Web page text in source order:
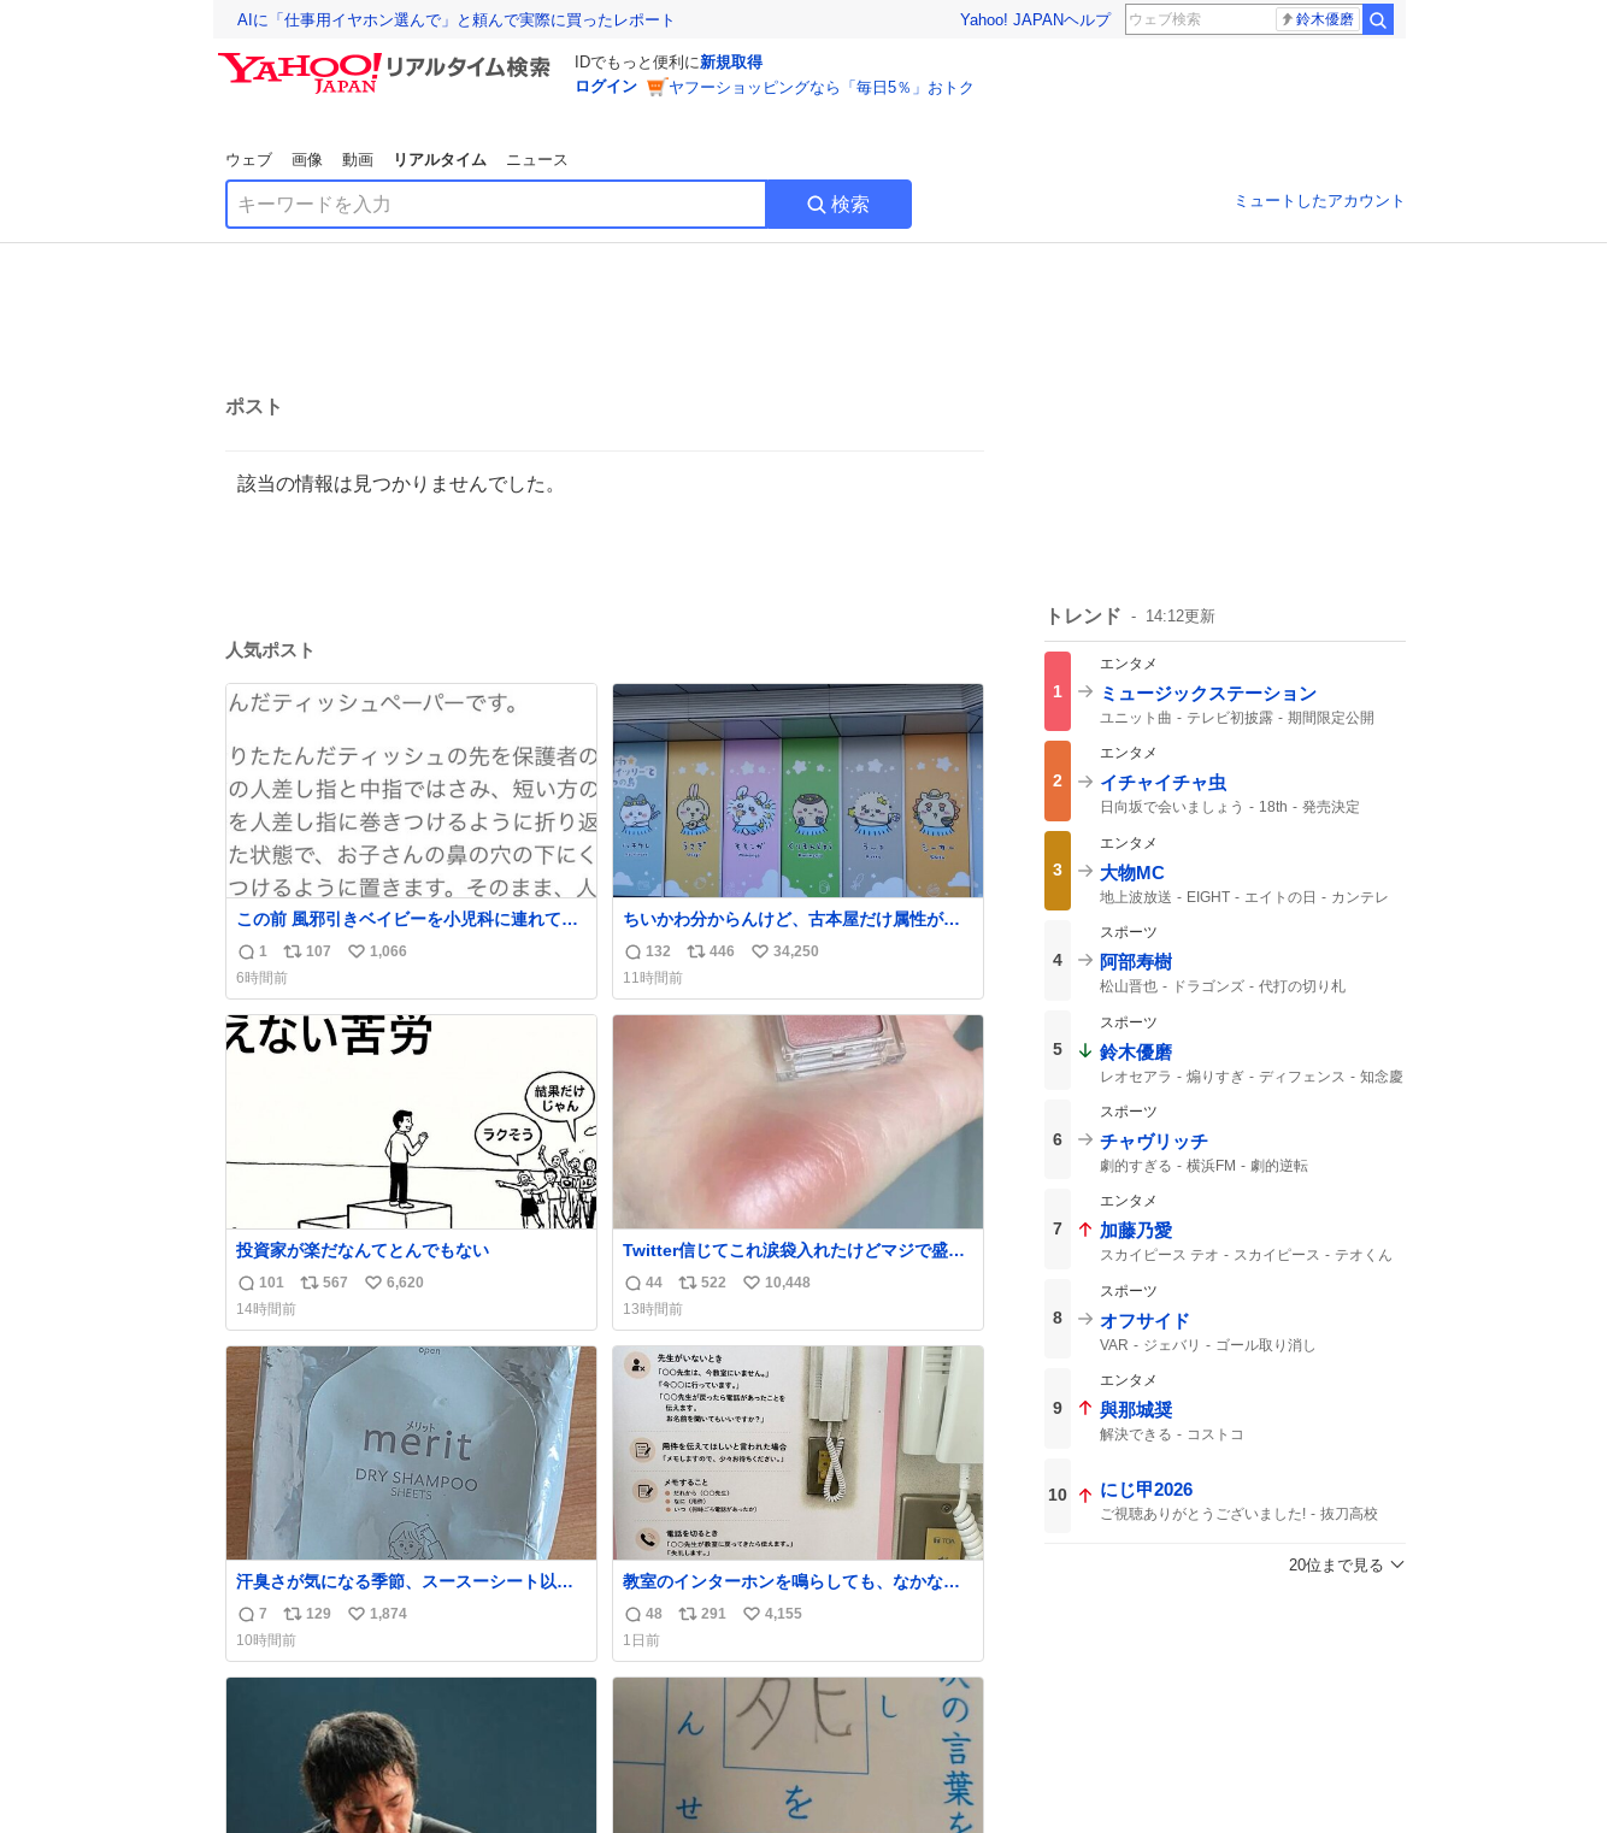
AIに「仕事用イヤホン選んで」と頼んで実際に買ったレポート Yahoo! JAPANヘルプ 鈴木優磨
IDでもっと便利に新規取得
ログイン
ヤフーショッピングなら「毎日5％」おトク
ウェブ 画像 動画 リアルタイム ニュース
検索 ミュートしたアカウント
ポスト
該当の情報は見つかりませんでした。
人気ポスト
この前 風邪引きベイビーを小児科に連れてっ
た時に ベイビーが鼻水ズルズルになっちゃっ
たんだけど、 この方法思い出してやってみた
ら めっちゃ鼻水取れて感動😄✨ 「鼻が摩擦で
荒れそう…」 と思ってやったことなかったけ
ど、 鼻吸い器無い時の応急処置にとても良い
わ🤩 覚えてて損はなかった‼️
返
信
数
1
リ
ポ
ス
ト
107
い
ね
数
1,066
6時間前
ちいかわ分からんけど、古本屋だけ属性が名
前になってるのはどういうこと？
返
信
数
132
リ
ス
446
い
ね
34,250
11時間前
投資家が楽だなんてとんでもない
返
信
数
101
リ
ス
ト
数
567
い
ね
6,620
14時間前
Twitter信じてこれ涙袋入れたけどマジで盛れ
た…ありがとう…
返
信
数
44
リ
ポ
ス
ト
数
522
い
ね
数
10,448
13時間前
汗臭さが気になる季節、スースーシート以外
だと、これがとにかくスッキリする。2年くら
い前に #生活は踊る で紹介したやつ。おじさ
んにもおばさんにもオススメだ。ドラストに
売ってるぞ。ドライシャンプーって書いてあ
首筋がんがん拭いて汗臭不安を解消。
返
信
数
7
リ
ポ
ス
129
い
ね
1,874
10時間前
教室のインターホンを鳴らしても、なかなか
誰も出ないことがあります…。 もしかすると
「電話の出方」に困っているのかもしれませ
ん。 そこで「何を話せばいいか」が見える手
引きを用意して、安心して電話に出られるよ
うにします。 インターホンの応対も大切なコ
ミュニケーションの学びです。
返
信
数
48
リ
ス
数
291
い
ね
数
4,155
1日前
トレンド 14:12更新
1
エンタメ
ミュージックステーション
ユニット曲 テレビ初披露
期間限定公開
2
エンタメ
イチャイチャ虫
日向坂で会いましょう 18th
発売決定
3
エンタメ
大物MC
地上波放送 EIGHT エイトの日
カンテレ
SUPER EIGHT
TVer
4
スポーツ
阿部寿樹
松山晋也 ドラゴンズ
代打の切り札
ランナー
5
スポーツ
鈴木優磨
レオセアラ 煽りすぎ ディフェンス
知念慶
6
スポーツ
チャヴリッチ
劇的すぎる 横浜FM
劇的逆転
12分
7
エンタメ
加藤乃愛
スカイピース テオ スカイピース
テオくん
8
スポーツ
オフサイド
VAR ジェバリ ゴール取り消し
9
エンタメ
與那城奨
解決できる コストコ
10 にじ甲2026
ご視聴ありがとうございました!
抜刀高校
20位まで見る